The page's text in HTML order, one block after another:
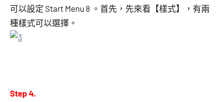
可以設定 Start Menu 8 。首先，先來看【樣式】，有兩
種樣式可以選擇。
Step 4.